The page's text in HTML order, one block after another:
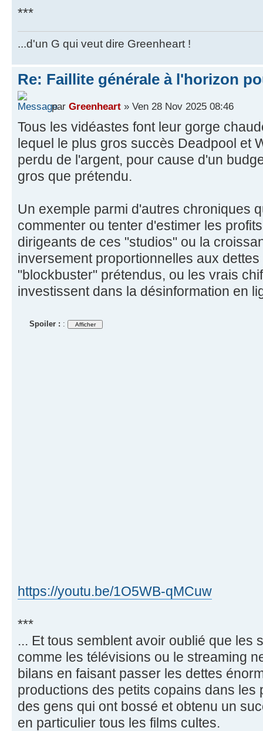
***
...d'un G qui veut dire Greenheart !
Re: Faillite générale à l'horizon
par Greenheart » Ven 28 Nov 2025 08:46
Tous les vidéastes font leur gorge
lequel le plus gros succès Deadpool et
perdu de l'argent, pour cause d'un
gros que prétendu.
Un exemple parmi d'autres chroniques
commenter ou tenter d'estimer les
dirigeants de ces "studios" ou la
inversement proportionnelles aux
"blockbuster" prétendus, ou les vrais
investissent dans la désinformation en
Spoiler : :
https://youtu.be/1O5WB-qMCuw
***
... Et tous semblent avoir oublié que les
comme les télévisions ou le streaming
bilans en faisant passer les dettes
productions des petits copains dans les
des gens qui ont bossé et obtenu un
en particulier tous les films cultes.